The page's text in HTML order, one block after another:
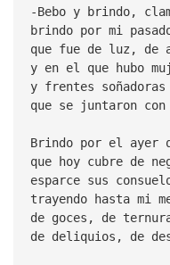
-Bebo y brindo,
brindo por mi
que fue de luz, de
y en el que hubo
y frentes soñadoras
que se juntaron
Brindo por el ayer
que hoy cubre de
esparce sus
trayendo hasta mi
de goces, de
de deliquios, de